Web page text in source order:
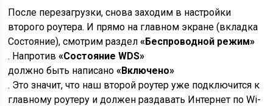
После перезагрузки, снова заходим в настройки
второго роутера. И прямо на главном экране (вкладка
Состояние), смотрим раздел«Беспроводной режим»
. Напротив«Состояние WDS»
должно быть написано«Включено»
. Это значит, что наш второй роутер уже подключится к
главному роутеру и должен раздавать Интернет по Wi-